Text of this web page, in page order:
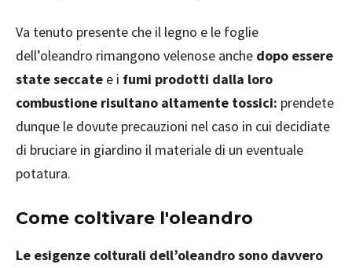
Va tenuto presente che il legno e le foglie
dell’oleandro rimangono velenose anche dopo essere
state seccate e i fumi prodotti dalla loro
combustione risultano altamente tossici: prendete
dunque le dovute precauzioni nel caso in cui decidiate
di bruciare in giardino il materiale di un eventuale
potatura.
Come coltivare l'oleandro
Le esigenze colturali dell’oleandro sono davvero